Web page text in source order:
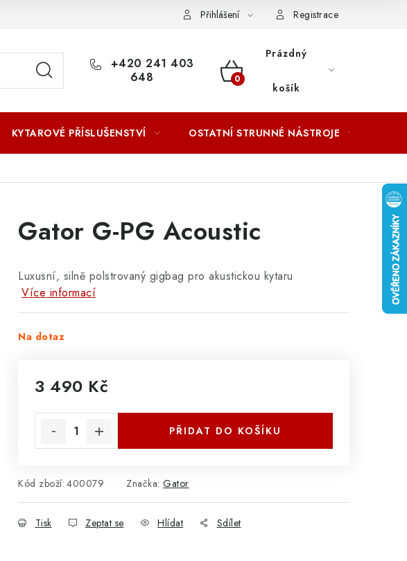
ZÁSADY ZPRACOVÁNÍ OSOBNÍCH ÚDAJŮ
Přihlášení Registrace
+420 241 403
648
NÁKUPNÍ
Prázdný
košík
KYTAROVÉ PŘÍSLUŠENSTVÍ OSTATNÍ STRUNNÉ NÁSTROJE
Gator G-PG Acoustic
Luxusní, silně polstrovaný gigbag pro akustickou kytaru
Více informací
Na dotaz
3 490 Kč
PŘIDAT DO KOŠÍKU
Kód zboží: 400079 Značka: Gator
Tisk Zeptat se Hlídat Sdílet